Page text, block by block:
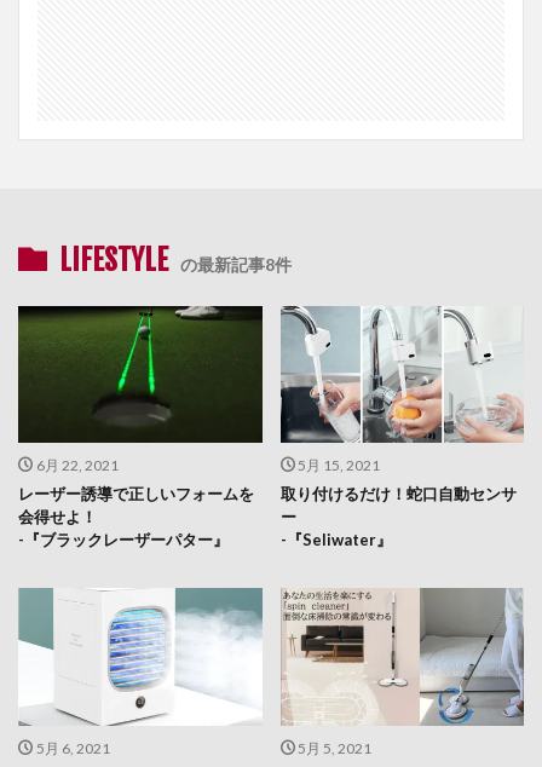
LIFESTYLE の最新記事8件
6月 22, 2021
レーザー誘導で正しいフォームを
会得せよ！
-『ブラックレーザーパター』
5月 15, 2021
取り付けるだけ！蛇口自動センサ
ー
-『Seliwater』
5月 6, 2021 5月 5, 2021